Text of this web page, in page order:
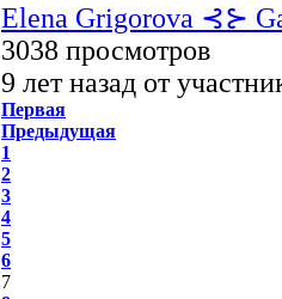
Elena Grigorova ⊰⊱
3038 просмотров
9 лет назад от
Первая
Предыдущая
1
2
3
4
5
6
7